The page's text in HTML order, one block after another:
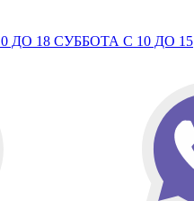
ДО 18 СУББОТА С 10 ДО 15